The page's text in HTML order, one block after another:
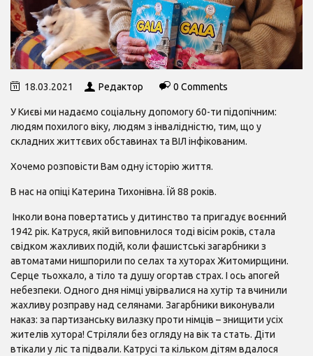
18.03.2021 Редактор 0 Comments
У Києві ми надаємо соціальну допомогу 60-ти підопічним:
людям похилого віку, людям з інвалідністю, тим, що у
складних життєвих обставинах та ВІЛ інфікованим.
Хочемо розповісти Вам одну історію життя.
В нас на опіці Катерина Тихонівна. Їй 88 років.
Інколи вона повертатись у дитинство та пригадує воєнний
1942 рік. Катруся, якій виповнилося тоді вісім років, стала
свідком жахливих подій, коли фашистські загарбники з
автоматами нишпорили по селах та хуторах Житомирщини.
Серце тьохкало, а тіло та душу огортав страх. І ось апогей
небезпеки. Одного дня німці увірвалися на хутір та вчинили
жахливу розправу над селянами. Загарбники виконували
наказ: за партизанську вилазку проти німців – знищити усіх
жителів хутора! Стріляли без огляду на вік та стать. Діти
втікали у ліс та підвали. Катрусі та кільком дітям вдалося